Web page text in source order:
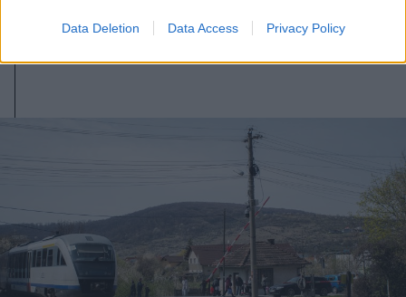
Data Deletion Data Access Privacy Policy